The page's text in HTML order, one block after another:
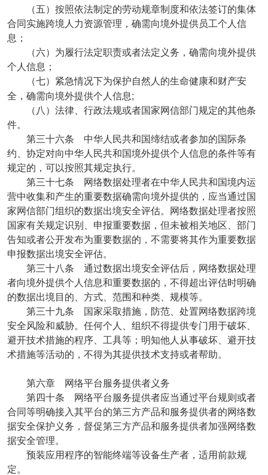
（五）按照依法制定的劳动规章制度和依法签订的集体
合同实施跨境人力资源管理，确需向境外提供员工个人信
息；
（六）为履行法定职责或者法定义务，确需向境外提供
个人信息；
（七）紧急情况下为保护自然人的生命健康和财产安
全，确需向境外提供个人信息;
（八）法律、行政法规或者国家网信部门规定的其他条
件。
第三十六条 中华人民共和国缔结或者参加的国际条
约、协定对向中华人民共和国境外提供个人信息的条件等有
规定的，可以按照其规定执行。
第三十七条 网络数据处理者在中华人民共和国境内运
营中收集和产生的重要数据确需向境外提供的，应当通过国
家网信部门组织的数据出境安全评估。网络数据处理者按照
国家有关规定识别、申报重要数据，但未被相关地区、部门
告知或者公开发布为重要数据的，不需要将其作为重要数据
申报数据出境安全评估。
第三十八条 通过数据出境安全评估后，网络数据处理
者向境外提供个人信息和重要数据的，不得超出评估时明确
的数据出境目的、方式、范围和种类、规模等。
第三十九条 国家采取措施，防范、处置网络数据跨境
安全风险和威胁。任何个人、组织不得提供专门用于破坏、
避开技术措施的程序、工具等；明知他人从事破坏、避开技
术措施等活动的，不得为其提供技术支持或者帮助。
第六章 网络平台服务提供者义务
第四十条 网络平台服务提供者应当通过平台规则或者
合同等明确接入其平台的第三方产品和服务提供者的网络数
据安全保护义务，督促第三方产品和服务提供者加强网络数
据安全管理。
预装应用程序的智能终端等设备生产者，适用前款规
定。